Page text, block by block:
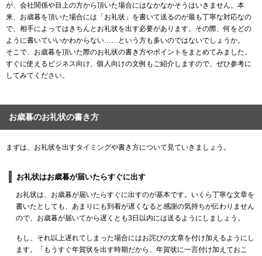
が、会社関係や目上の方から頂いた場合にはなかなかそうはいきません。本
来、お歳暮を頂いた場合には「お礼状」を書いて送るのが最も丁寧な対応なの
で、相手によってはきちんとお礼状を出す必要があります。その際、何をどの
ように書いていいかわからない……という方も多いのではないでしょうか。
そこで、お歳暮を頂いた際のお礼状の書き方やポイントをまとめてみました。
すぐに使えるビジネス向け、個人向けの文例もご紹介しますので、ぜひ参考に
してみてください。
お歳暮のお礼状の書き方
まずは、お礼状を出すタイミングや書き方について見ていきましょう。
お礼状はお歳暮が届いたらすぐに出す
お礼状は、お歳暮が届いたらすぐに出すのが基本です。いくら丁寧な文章を
書いたとしても、あまりにも到着が遅くなると感謝の気持ちが伝わりません
ので、お歳暮が届いてから遅くとも3日以内には送るようにしましょう。
もし、それ以上遅れてしまった場合にはお詫びの文章を付け加えるようにし
ます。「もうすぐ年賀状を出す時期だから、年賀状に一言付け加えておこ